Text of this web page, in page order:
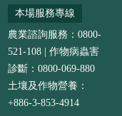
本場服務專線
農業諮詢服務：0800-
521-108 | 作物病蟲害
診斷：0800-069-880
土壤及作物營養：
+886-3-853-4914